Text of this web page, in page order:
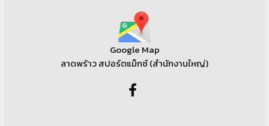
Google Map
ลาดพร้าว สปอร์ตแม็กซ์ (สำนักงานใหญ่)